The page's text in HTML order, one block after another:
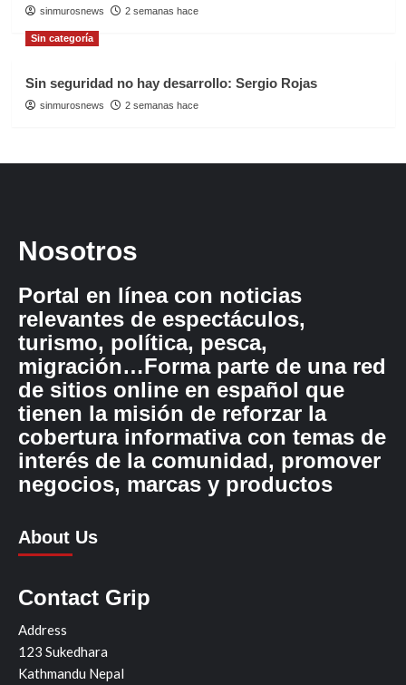
sinmurosnews 2 semanas hace
Sin categoría
Sin seguridad no hay desarrollo: Sergio Rojas
sinmurosnews 2 semanas hace
Nosotros
Portal en línea con noticias
relevantes de espectáculos,
turismo, política, pesca,
migración…Forma parte de una red
de sitios online en español que
tienen la misión de reforzar la
cobertura informativa con temas de
interés de la comunidad, promover
negocios, marcas y productos
About Us
Contact Grip
Address
123 Sukedhara
Kathmandu Nepal